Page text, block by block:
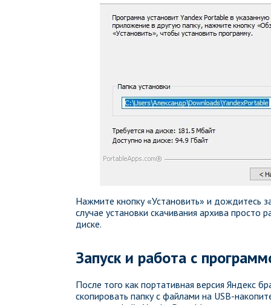
Нажмите кнопку «Установить» и дождитесь
случае установки скачивания архива
диске.
Запуск и работа с
После того как портативная версия Яндекс
скопировать папку с файлами на USB-